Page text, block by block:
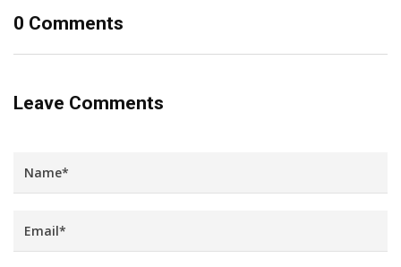
0 Comments
Leave Comments